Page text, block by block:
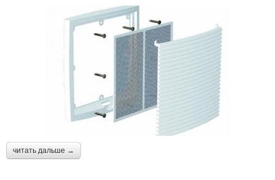
читать дальше →